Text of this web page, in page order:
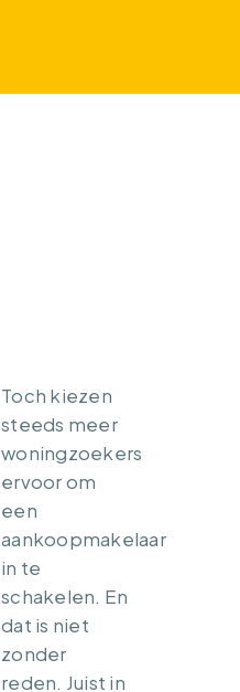
Toch kiezen
steeds meer
woningzoekers
ervoor om
een
aankoopmakelaar
in te
schakelen. En
dat is niet
zonder
reden. Juist in